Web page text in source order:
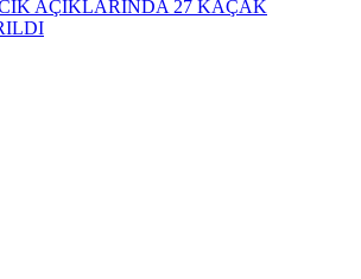
AÇIKLARINDA 27 KAÇAK